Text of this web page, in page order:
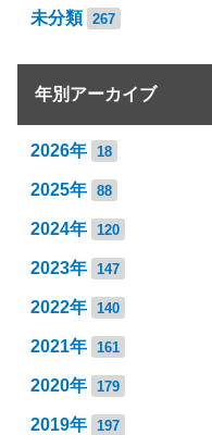
未分類 267
年別アーカイブ
2026年 18
2025年 88
2024年 120
2023年 147
2022年 140
2021年 161
2020年 179
2019年 197